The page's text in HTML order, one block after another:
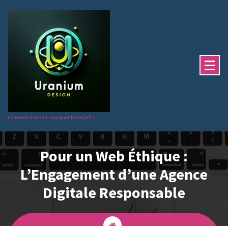
Concevoir l'avenir, marquer les esprits.
Pour un Web Éthique :
L’Engagement d’une Agence
Digitale Responsable